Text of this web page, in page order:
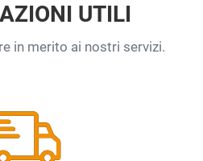
UTILI
in merito ai nostri servizi.